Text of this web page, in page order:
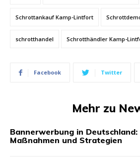
Schrottankauf Kamp-Lintfort
schrotthandel Schrotthändler Kamp-
Facebook Twitter
Mehr zu
Bannerwerbung in
Maßnahmen und Strategien